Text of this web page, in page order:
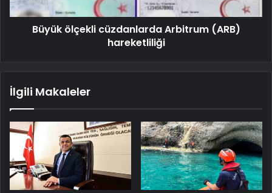
Büyük ölçekli cüzdanlarda Arbitrum (ARB)
hareketliliği
İlgili Makaleler